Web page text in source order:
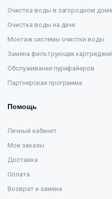
Очистка воды в загородном доме
Очистка воды на даче
Монтаж системы очистки воды
Замена фильтрующих картриджей
Обслуживание пурифайеров
Партнерская программа
Помощь
Личный кабинет
Мои заказы
Доставка
Оплата
Возврат и замена